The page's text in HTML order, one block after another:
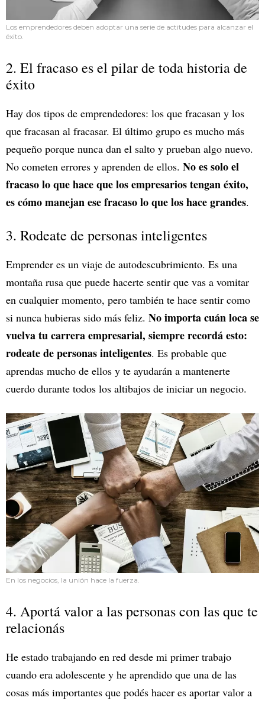
Los emprendedores deben adoptar una serie de actitudes para alcanzar el
éxito.
2. El fracaso es el pilar de toda historia de
éxito
Hay dos tipos de emprendedores: los que fracasan y los
que fracasan al fracasar. El último grupo es mucho más
pequeño porque nunca dan el salto y prueban algo nuevo.
No cometen errores y aprenden de ellos. No es solo el
fracaso lo que hace que los empresarios tengan éxito,
es cómo manejan ese fracaso lo que los hace grandes.
3. Rodeate de personas inteligentes
Emprender es un viaje de autodescubrimiento. Es una
montaña rusa que puede hacerte sentir que vas a vomitar
en cualquier momento, pero también te hace sentir como
si nunca hubieras sido más feliz. No importa cuán loca se
vuelva tu carrera empresarial, siempre recordá esto:
rodeate de personas inteligentes. Es probable que
aprendas mucho de ellos y te ayudarán a mantenerte
cuerdo durante todos los altibajos de iniciar un negocio.
En los negocios, la unión hace la fuerza.
4. Aportá valor a las personas con las que te
relacionás
He estado trabajando en red desde mi primer trabajo
cuando era adolescente y he aprendido que una de las
cosas más importantes que podés hacer es aportar valor a